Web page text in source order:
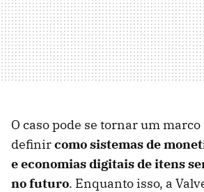
O caso pode se tornar um
definircomo sistemas de
e economias digitais de itens
no futuro. Enquanto isso, a